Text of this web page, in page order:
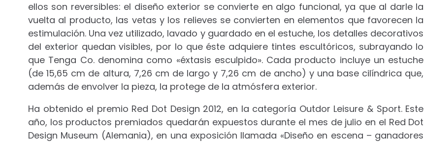
ellos son reversibles: el diseño exterior se convierte en algo funcional, ya que al darle la
vuelta al producto, las vetas y los relieves se convierten en elementos que favorecen la
estimulación. Una vez utilizado, lavado y guardado en el estuche, los detalles decorativos
del exterior quedan visibles, por lo que éste adquiere tintes escultóricos, subrayando lo
que Tenga Co. denomina como «éxtasis esculpido». Cada producto incluye un estuche
(de 15,65 cm de altura, 7,26 cm de largo y 7,26 cm de ancho) y una base cilíndrica que,
además de envolver la pieza, la protege de la atmósfera exterior.
Ha obtenido el premio Red Dot Design 2012, en la categoría Outdor Leisure & Sport. Este
año, los productos premiados quedarán expuestos durante el mes de julio en el Red Dot
Design Museum (Alemania), en una exposición llamada «Diseño en escena – ganadores